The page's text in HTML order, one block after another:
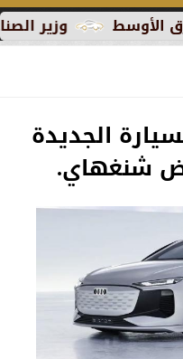
وزير الصناعة
الجديدة